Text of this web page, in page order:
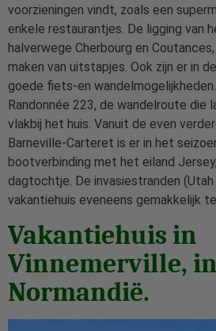
voorzieningen vindt, zoals een
enkele restaurantjes. De ligging van
halverwege Cherbourg en
maken van uitstapjes. Ook zijn er in
goede fiets-en
Randonnée 223, de wandelroute die
vlakbij het huis. Vanuit de even
Barneville-Carteret is er in het
bootverbinding met het eiland
dagtochtje. De invasiestranden
vakantiehuis eveneens gemakkelijk
Vakantiehuis in
Vinnemerville, in
Normandië.